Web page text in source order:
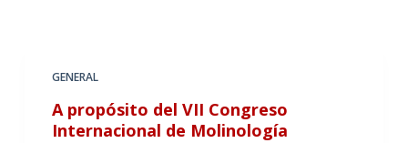
GENERAL
A propósito del VII Congreso
Internacional de Molinología